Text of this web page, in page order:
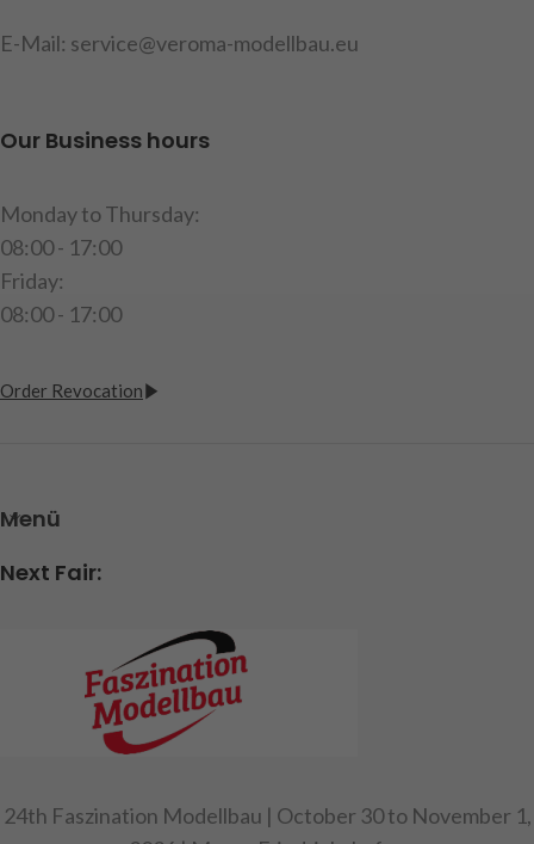
E-Mail: service@veroma-modellbau.eu
Our Business hours
Monday to Thursday:
08:00 - 17:00
Friday:
08:00 - 17:00
Order Revocation
Menü
Next Fair:
24th Faszination Modellbau | October 30 to November 1,